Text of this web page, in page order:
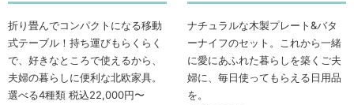
折り畳んでコンパクトになる移動
式テーブル！持ち運びもらくらく
で、好きなところで使えるから、
夫婦の暮らしに便利な北欧家具。
選べる4種類 税込22,000円〜
ナチュラルな木製プレート&バタ
ーナイフのセット。これから一緒
に愛にあふれた暮らしを築くご夫
婦に、毎日使ってもらえる日用品
を。